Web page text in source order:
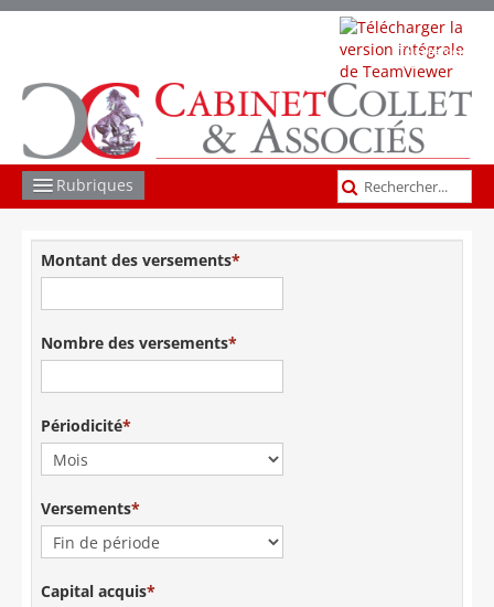
Télécharger
TeamViewer
Rubriques
COMPTABILITÉ GESTION
LES AUTRES MISSIONS
ACTUS ET INFOS
NOS CABINETS
Montant des versements
Nombre des versements
Périodicité
Versements
Capital acquis